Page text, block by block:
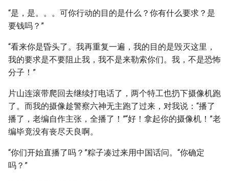
“是，是。。。可你行动的目的是什么？你有什么要求？是
要钱吗？”
“看来你是昏头了。我再重复一遍，我的目的是毁灭这里，
我的要求是不要阻止我，我不是来勒索你们。我，不是恐怖
分子！”
片山连滚带爬回去继续打电话了，两个特工也扔下摄像机跑
了。而我的摄像趁警察六神无主跑了过来，对我说：“播了
播了，老编自作主张，全播了！”“好！拿起你的摄像机！”老
编毕竟没有丧尽天良啊。
“你们开始直播了吗？”粽子凑过来用中国话问。“你确定
吗？”